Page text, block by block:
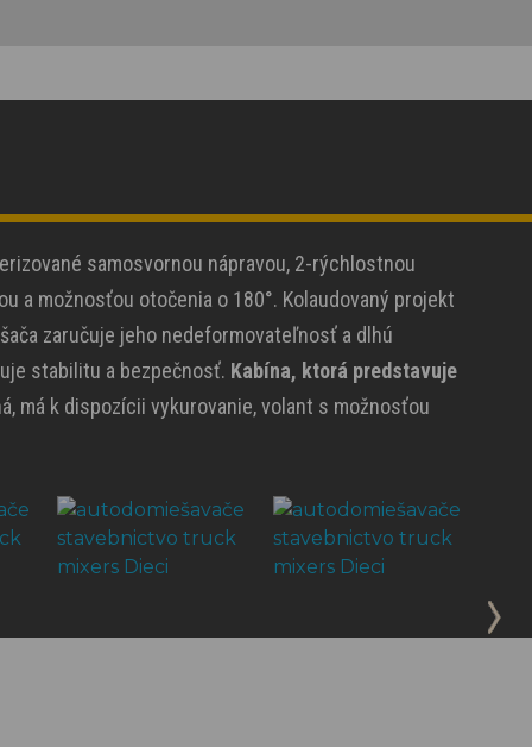
samosvornou nápravou, 2-rýchlostnou
a možnosťou otočenia o 180°. Kolaudovaný projekt
zaručuje jeho nedeformovateľnosť a dlhú
stabilitu a bezpečnosť. Kabína, ktorá predstavuje
má k dispozícii vykurovanie, volant s možnosťou